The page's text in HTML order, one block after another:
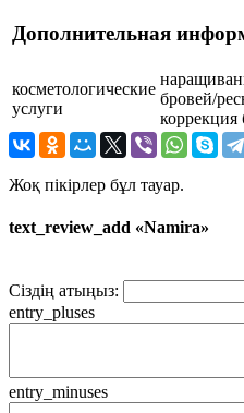
Дополнительная
косметологические
услуги
бровей/
коррекция
Жоқ пікірлер бұл тауар.
text_review_add «Namira»
Сіздің атыңыз:
entry_pluses
entry_minuses